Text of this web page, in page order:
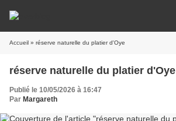
Accueil » réserve naturelle du platier d'Oye
réserve naturelle du platier d'Oye
Publié le 10/05/2026 à 16:47
Par Margareth